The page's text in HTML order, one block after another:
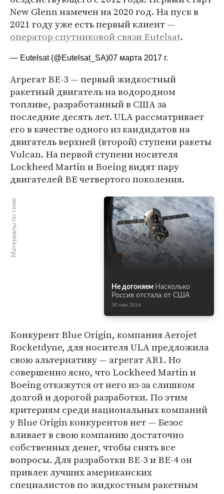
New Glenn намечен на 2020 год. На пуск в
2021 году уже есть первый клиент —
оператор спутниковой связи Eutelsat.
— Eutelsat (@Eutelsat_SA)07 марта 2017 г.
Агрегат BE-3 — первый жидкостный
ракетный двигатель на водородном
топливе, разработанный в США за
последние десять лет. ULA рассматривает
его в качестве одного из кандидатов на
двигатель верхней (второй) ступени ракеты
Vulcan. На первой ступени носителя
Lockheed Martin и Boeing видят пару
двигателей BE четвертого поколения.
Материалы по теме
Не догоняем Насколько
Россия отстала от США
30 мая 2016
Конкурент Blue Origin, компания Aerojet
Rocketdyne, для носителя ULA предложила
свою альтернативу — агрегат AR1. Но
совершенно ясно, что Lockheed Martin и
Boeing откажутся от него из-за слишком
долгой и дорогой разработки. По этим
критериям среди национальных компаний
у Blue Origin конкурентов нет — Безос
вливает в свою компанию достаточно
собственных денег, чтобы снять все
вопросы. Для разработки BE-3 и BE-4 он
привлек лучших американских
специалистов по жидкостным ракетным